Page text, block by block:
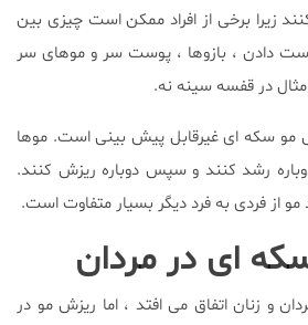
زیرا برخی از افراد ممکن است چیزی بین
دست دادن ، بازوها ، پوست سر و موهای سر
در قفسه سینه نه.
مو سکه ای غیرقابل پیش بینی است. موها
رشد کنند و سپس دوباره ریزش کنند.
از فردی به فرد دیگر بسیار متفاوت است.
ای در مردان
و زنان اتفاق می افتد ، اما ریزش مو در